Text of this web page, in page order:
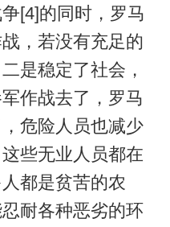
[4]的同时，罗马
，若没有充足的
是稳定了社会，
作战去了，罗马
危险人员也减少
些无业人员都在
都是贫苦的农
耐各种恶劣的环